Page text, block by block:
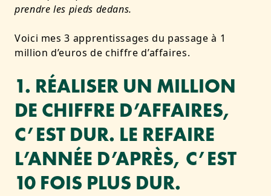
prendre les pieds dedans.
Voici mes 3 apprentissages du passage à 1
million d’euros de chiffre d’affaires.
1. RÉALISER UN MILLION
DE CHIFFRE D’AFFAIRES,
C’EST DUR. LE REFAIRE
L’ANNÉE D’APRÈS, C’EST
10 FOIS PLUS DUR.